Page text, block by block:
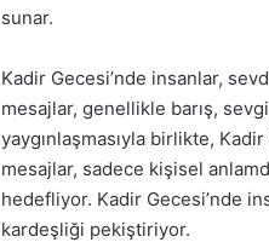
sunar.
Kadir Gecesi’nde insanlar,
mesajlar, genellikle barış,
yaygınlaşmasıyla birlikte,
mesajlar, sadece kişisel
hedefliyor. Kadir Gecesi’nde
kardeşliği pekiştiriyor.